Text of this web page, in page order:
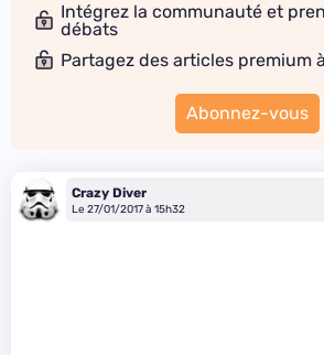
Intégrez la communauté et
débats
Partagez des articles premium
Abonnez-vous
Crazy Diver
Le 27/01/2017 à 15h32